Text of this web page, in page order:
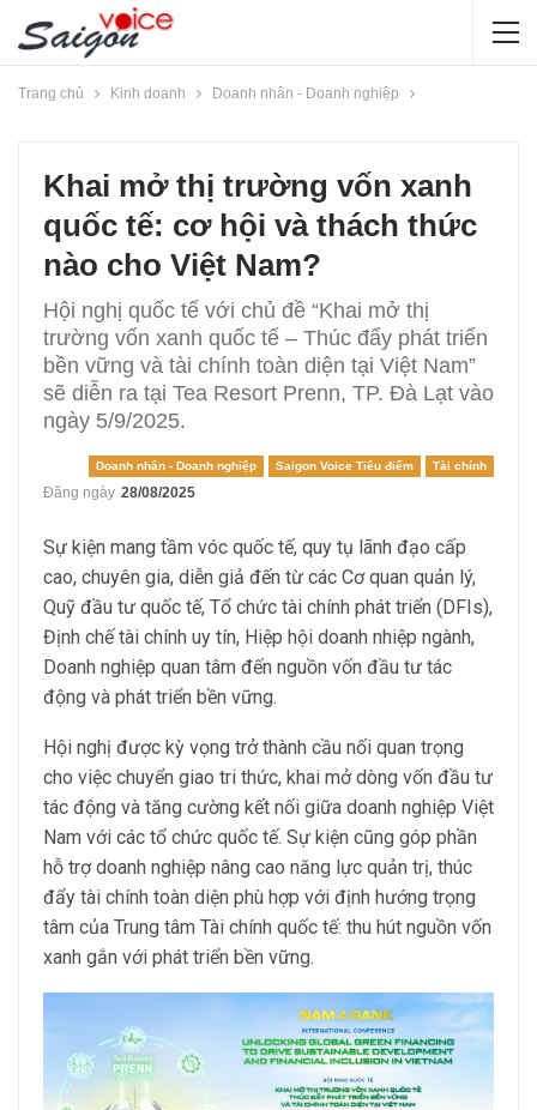
Trang chủ Kinh doanh Doanh nhân - Doanh nghiệp
Khai mở thị trường vốn xanh
quốc tế: cơ hội và thách thức
nào cho Việt Nam?
Hội nghị quốc tế với chủ đề “Khai mở thị
trường vốn xanh quốc tế – Thúc đẩy phát triển
bền vững và tài chính toàn diện tại Việt Nam”
sẽ diễn ra tại Tea Resort Prenn, TP. Đà Lạt vào
ngày 5/9/2025.
Doanh nhân - Doanh nghiệp Saigon Voice Tiêu điểm Tài chính
Đăng ngày 28/08/2025
Sự kiện mang tầm vóc quốc tế, quy tụ lãnh đạo cấp
cao, chuyên gia, diễn giả đến từ các Cơ quan quản lý,
Quỹ đầu tư quốc tế, Tổ chức tài chính phát triển (DFIs),
Định chế tài chính uy tín, Hiệp hội doanh nhiệp ngành,
Doanh nghiệp quan tâm đến nguồn vốn đầu tư tác
động và phát triển bền vững.
Hội nghị được kỳ vọng trở thành cầu nối quan trọng
cho việc chuyển giao tri thức, khai mở dòng vốn đầu tư
tác động và tăng cường kết nối giữa doanh nghiệp Việt
Nam với các tổ chức quốc tế. Sự kiện cũng góp phần
hỗ trợ doanh nghiệp nâng cao năng lực quản trị, thúc
đẩy tài chính toàn diện phù hợp với định hướng trọng
tâm của Trung tâm Tài chính quốc tế: thu hút nguồn vốn
xanh gắn với phát triển bền vững.